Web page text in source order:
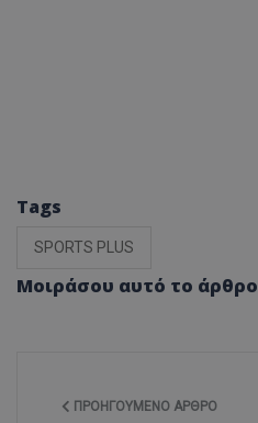
Tags
SPORTS PLUS
Μοιράσου αυτό το άρθρο
ΠΡΟΗΓΟΎΜΕΝΟ ΆΡΘΡΟ